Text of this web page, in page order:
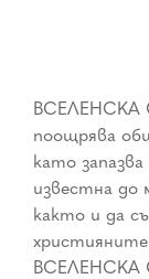
ВСЕЛЕНСКА
поощрява
като
известна до
както и да
ВСЕЛЕНСКА